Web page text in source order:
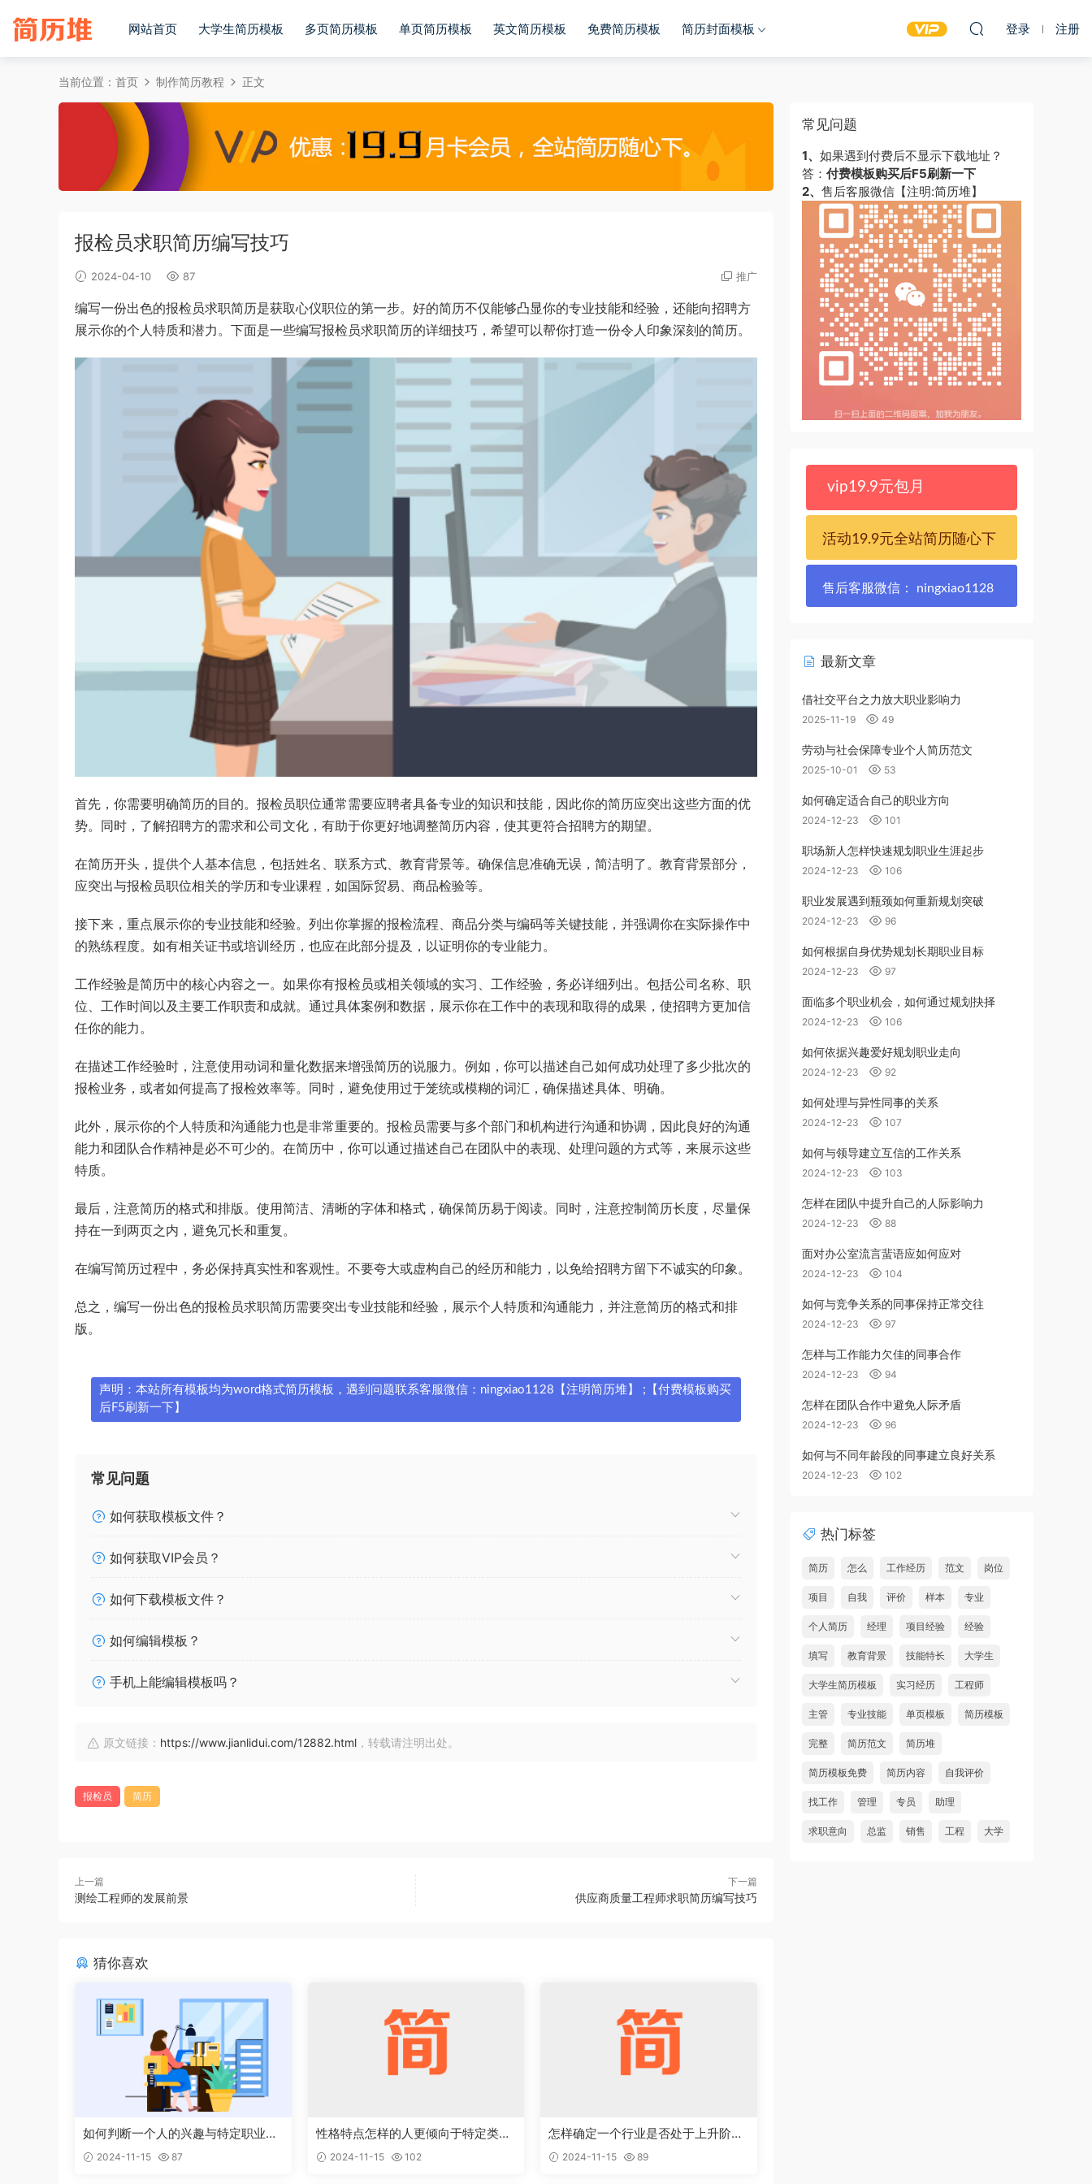
网站首页 大学生简历模板 多页简历模板 单页简历模板 英文简历模板 免费简历模板 简历封面模板 登录 注册
当前位置： 首页 制作简历教程 正文
报检员求职简历编写技巧
2024-04-10 87 推广
编写一份出色的报检员求职简历是获取心仪职位的第一步。好的简历不仅能够凸显你的专业技能和经验，还能向招聘方
展示你的个人特质和潜力。下面是一些编写报检员求职简历的详细技巧，希望可以帮你打造一份令人印象深刻的简历。
首先，你需要明确简历的目的。报检员职位通常需要应聘者具备专业的知识和技能，因此你的简历应突出这些方面的优
势。同时，了解招聘方的需求和公司文化，有助于你更好地调整简历内容，使其更符合招聘方的期望。
在简历开头，提供个人基本信息，包括姓名、联系方式、教育背景等。确保信息准确无误，简洁明了。教育背景部分，
应突出与报检员职位相关的学历和专业课程，如国际贸易、商品检验等。
接下来，重点展示你的专业技能和经验。列出你掌握的报检流程、商品分类与编码等关键技能，并强调你在实际操作中
的熟练程度。如有相关证书或培训经历，也应在此部分提及，以证明你的专业能力。
工作经验是简历中的核心内容之一。如果你有报检员或相关领域的实习、工作经验，务必详细列出。包括公司名称、职
位、工作时间以及主要工作职责和成就。通过具体案例和数据，展示你在工作中的表现和取得的成果，使招聘方更加信
任你的能力。
在描述工作经验时，注意使用动词和量化数据来增强简历的说服力。例如，你可以描述自己如何成功处理了多少批次的
报检业务，或者如何提高了报检效率等。同时，避免使用过于笼统或模糊的词汇，确保描述具体、明确。
此外，展示你的个人特质和沟通能力也是非常重要的。报检员需要与多个部门和机构进行沟通和协调，因此良好的沟通
能力和团队合作精神是必不可少的。在简历中，你可以通过描述自己在团队中的表现、处理问题的方式等，来展示这些
特质。
最后，注意简历的格式和排版。使用简洁、清晰的字体和格式，确保简历易于阅读。同时，注意控制简历长度，尽量保
持在一到两页之内，避免冗长和重复。
在编写简历过程中，务必保持真实性和客观性。不要夸大或虚构自己的经历和能力，以免给招聘方留下不诚实的印象。
总之，编写一份出色的报检员求职简历需要突出专业技能和经验，展示个人特质和沟通能力，并注意简历的格式和排
版。
声明：本站所有模板均为word格式简历模板，遇到问题联系客服微信：ningxiao1128【注明简历堆】 ;【付费模板购买
后F5刷新一下】
常见问题
如何获取模板文件？
如何获取VIP会员？
如何下载模板文件？
如何编辑模板？
手机上能编辑模板吗？
原文链接： https://www.jianlidui.com/12882.html ，转载请注明出处。
报检员 简历
上一篇
测绘工程师的发展前景
下一篇
供应商质量工程师求职简历编写技巧
猜你喜欢
如何判断一个人的兴趣与特定职业能
够完美结合
2024-11-15 87
性格特点怎样的人更倾向于特定类型
的工作岗位
2024-11-15 102
怎样确定一个行业是否处于上升阶
段，值得作为求职目标
2024-11-15 89
常见问题
1、 如果遇到付费后不显示下载地址？
答： 付费模板购买后F5刷新一下
2、 售后客服微信【注明:简历堆】
vip19.9元包月
活动19.9元全站简历随心下
售后客服微信： ningxiao1128
最新文章
借社交平台之力放大职业影响力
2025-11-19 49
劳动与社会保障专业个人简历范文
2025-10-01 53
如何确定适合自己的职业方向
2024-12-23 101
职场新人怎样快速规划职业生涯起步
2024-12-23 106
职业发展遇到瓶颈如何重新规划突破
2024-12-23 96
如何根据自身优势规划长期职业目标
2024-12-23 97
面临多个职业机会，如何通过规划抉择
2024-12-23 106
如何依据兴趣爱好规划职业走向
2024-12-23 92
如何处理与异性同事的关系
2024-12-23 107
如何与领导建立互信的工作关系
2024-12-23 103
怎样在团队中提升自己的人际影响力
2024-12-23 88
面对办公室流言蜚语应如何应对
2024-12-23 104
如何与竞争关系的同事保持正常交往
2024-12-23 97
怎样与工作能力欠佳的同事合作
2024-12-23 94
怎样在团队合作中避免人际矛盾
2024-12-23 96
如何与不同年龄段的同事建立良好关系
2024-12-23 102
热门标签
简历 怎么 工作经历 范文 岗位
项目 自我 评价 样本 专业
个人简历 经理 项目经验 经验
填写 教育背景 技能特长 大学生
大学生简历模板 实习经历 工程师
主管 专业技能 单页模板 简历模板
完整 简历范文 简历堆
简历模板免费 简历内容 自我评价
找工作 管理 专员 助理
求职意向 总监 销售 工程 大学